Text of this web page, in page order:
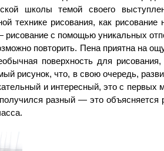
школы темой своего
технике рисования, как
с помощью уникальных
повторить. Пена приятна на
поверхность для
рисунок, что, в свою очередь,
и интересный, это с первых
разный — это объясняется